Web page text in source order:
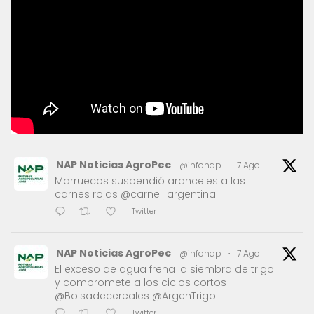
NAP Noticias AgroPec @infonap · 7 Ago
Marruecos suspendió aranceles a las
carnes rojas @carne_argentina
Twitter
NAP Noticias AgroPec @infonap · 7 Ago
El exceso de agua frena la siembra de trigo
y compromete a los ciclos cortos
@Bolsadecereales @ArgenTrigo